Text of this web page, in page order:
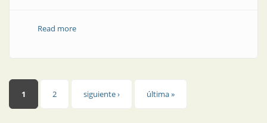
Read moreabout Movilidad | Nuevos cargadores para vehículos
Páginas
1 2 siguiente › última »